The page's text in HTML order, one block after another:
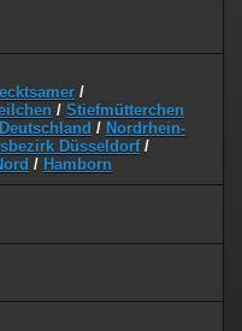
/
/ Stiefmütterchen
Deutschland / Nordrhein-
Düsseldorf/
/ Hamborn